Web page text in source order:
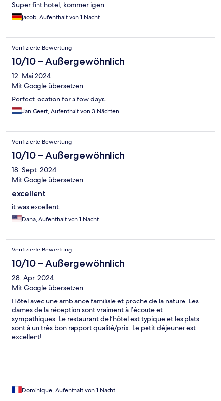
Super fint hotel, kommer igen
jacob, Aufenthalt von 1 Nacht
Verifizierte Bewertung
10/10 – Außergewöhnlich
12. Mai 2024
Mit Google übersetzen
Perfect location for a few days.
Jan Geert, Aufenthalt von 3 Nächten
Verifizierte Bewertung
10/10 – Außergewöhnlich
18. Sept. 2024
Mit Google übersetzen
excellent
it was excellent.
Dana, Aufenthalt von 1 Nacht
Verifizierte Bewertung
10/10 – Außergewöhnlich
28. Apr. 2024
Mit Google übersetzen
Hôtel avec une ambiance familiale et proche de la nature. Les
dames de la réception sont vraiment à l’écoute et
sympathiques. Le restaurant de l’hôtel est typique et les plats
sont à un très bon rapport qualité/prix. Le petit déjeuner est
excellent!
Dominique, Aufenthalt von 1 Nacht